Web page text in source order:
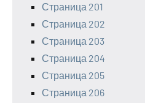
Страница 201
Страница 202
Страница 203
Страница 204
Страница 205
Страница 206